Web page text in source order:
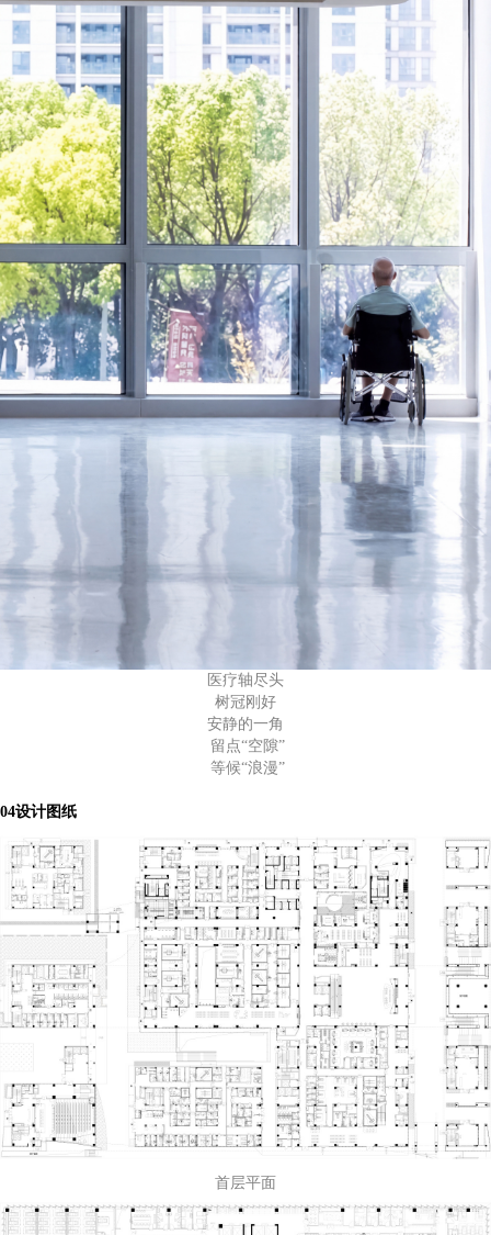
医疗轴尽头
树冠刚好
安静的一角
留点“空隙”
等候“浪漫”
04设计图纸
首层平面